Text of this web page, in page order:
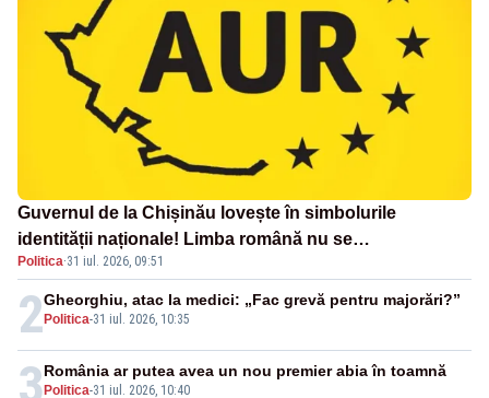
Guvernul de la Chișinău lovește în simbolurile
identității naționale! Limba română nu se
economisește! Limba română se sărbătorește!
Politica·31 iul. 2026, 09:51
2 Politica-31 iul. 2026, 10:35
Gheorghiu, atac la medici: „Fac grevă pentru majorări?”
3 Politica-31 iul. 2026, 10:40
România ar putea avea un nou premier abia în toamnă